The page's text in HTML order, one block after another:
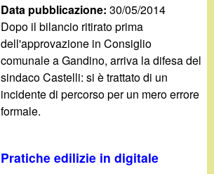
Data pubblicazione:30/05/2014
Dopo il bilancio ritirato prima
dell'approvazione in Consiglio
comunale a Gandino, arriva la difesa del
sindaco Castelli: si è trattato di un
incidente di percorso per un mero errore
formale.
Pratiche edilizie in digitale